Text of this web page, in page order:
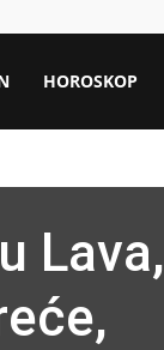
HOROSKOP
Lava,